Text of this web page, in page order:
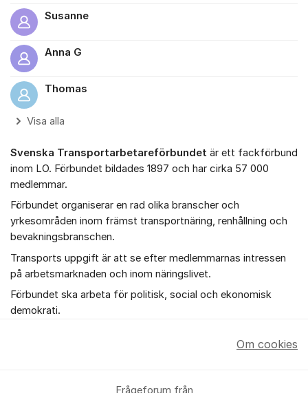
Susanne
Anna G
Thomas
Visa alla
Svenska Transportarbetareförbundet är ett fackförbund
inom LO. Förbundet bildades 1897 och har cirka 57 000
medlemmar.
Förbundet organiserar en rad olika branscher och
yrkesområden inom främst transportnäring, renhållning och
bevakningsbranschen.
Transports uppgift är att se efter medlemmarnas intressen
på arbetsmarknaden och inom näringslivet.
Förbundet ska arbeta för politisk, social och ekonomisk
demokrati.
Frågeforum från
Om cookies